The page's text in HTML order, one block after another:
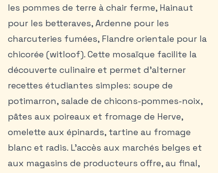
les pommes de terre à chair ferme, Hainaut
pour les betteraves, Ardenne pour les
charcuteries fumées, Flandre orientale pour la
chicorée (witloof). Cette mosaïque facilite la
découverte culinaire et permet d’alterner
recettes étudiantes simples: soupe de
potimarron, salade de chicons-pommes-noix,
pâtes aux poireaux et fromage de Herve,
omelette aux épinards, tartine au fromage
blanc et radis. L’accès aux marchés belges et
aux magasins de producteurs offre, au final,